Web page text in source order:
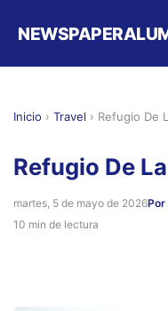
Inicio › Travel › Refugio De
Refugio De
martes, 5 de mayo de 2026Por
10 min de lectura